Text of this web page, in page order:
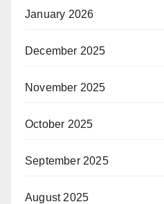
January 2026
December 2025
November 2025
October 2025
September 2025
August 2025